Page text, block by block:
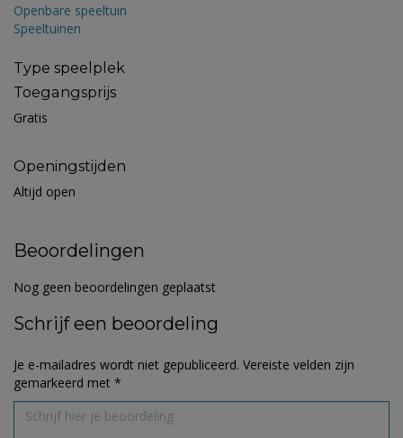
Openbare speeltuin
Speeltuinen
Type speelplek
Toegangsprijs
Gratis
Openingstijden
Altijd open
Beoordelingen
Nog geen beoordelingen geplaatst
Schrijf een beoordeling
Je e-mailadres wordt niet gepubliceerd. Vereiste velden zijn
gemarkeerd met *